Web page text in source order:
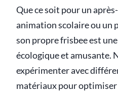
Que ce soit pour un
animation scolaire ou un
son propre frisbee est
écologique et amusante.
expérimenter avec
matériaux pour